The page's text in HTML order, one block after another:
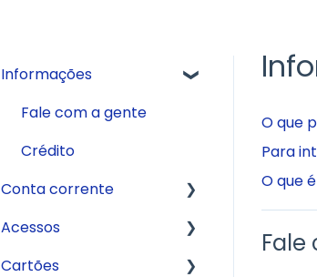
O que
Para
O que
Informações
Fale com a gente
Crédito
Conta corrente
Abertura de conta
API
Acessos
Aplicativo
Cartões